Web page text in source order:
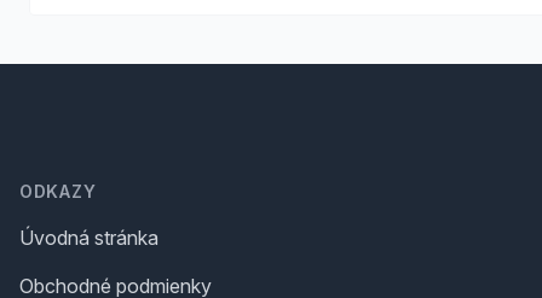
ODKAZY
Úvodná stránka
Obchodné podmienky